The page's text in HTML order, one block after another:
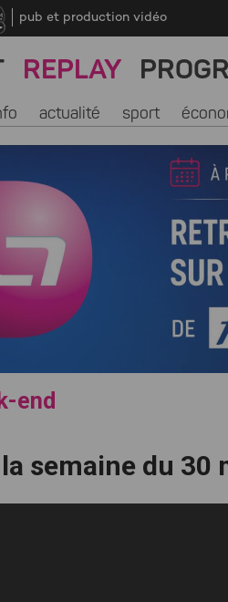
pub et production vidéo
REPLAY
actualité sport
end
semaine du 30